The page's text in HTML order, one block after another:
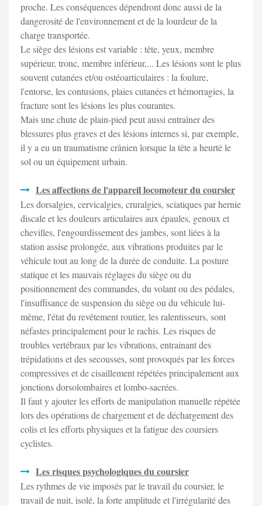
proche. Les conséquences dépendront donc aussi de la
dangerosité de l'environnement et de la lourdeur de la
charge transportée.
Le siège des lésions est variable : tête, yeux, membre
supérieur, tronc, membre inférieur,... Les lésions sont le plus
souvent cutanées et/ou ostéoarticulaires : la foulure,
l'entorse, les contusions, plaies cutanées et hémorragies, la
fracture sont les lésions les plus courantes.
Mais une chute de plain-pied peut aussi entraîner des
blessures plus graves et des lésions internes si, par exemple,
il y a eu un traumatisme crânien lorsque la tête a heurté le
sol ou un équipement urbain.
Les affections de l'appareil locomoteur du coursier
Les dorsalgies, cervicalgies, cruralgies, sciatiques par hernie
discale et les douleurs articulaires aux épaules, genoux et
chevilles, l'engourdissement des jambes, sont liées à la
station assise prolongée, aux vibrations produites par le
véhicule tout au long de la durée de conduite. La posture
statique et les mauvais réglages du siège ou du
positionnement des commandes, du volant ou des pédales,
l'insuffisance de suspension du siège ou du véhicule lui-
même, l'état du revêtement routier, les ralentisseurs, sont
néfastes principalement pour le rachis. Les risques de
troubles vertébraux par les vibrations, entrainant des
trépidations et des secousses, sont provoqués par les forces
compressives et de cisaillement répétées principalement aux
jonctions dorsolombaires et lombo-sacrées.
Il faut y ajouter les efforts de manipulation manuelle répétée
lors des opérations de chargement et de déchargement des
colis et les efforts physiques et la fatigue des coursiers
cyclistes.
Les risques psychologiques du coursier
Les rythmes de vie imposés par le travail du coursier, le
travail de nuit, isolé, la forte amplitude et l'irrégularité des